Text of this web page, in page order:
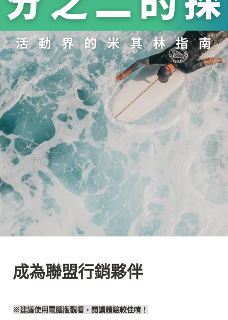
成為聯盟行銷夥伴
※建議使用電腦版觀看，閱讀體驗較佳唷！